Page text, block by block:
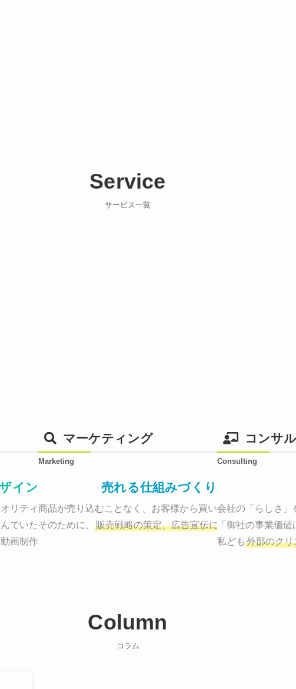
Service
サービス一覧
イン
リティーで作り納品する。
でいた、デザインのゴールでしょうか。
画制作まで
お客様のサービスを適した場所へ届けるために、適切
マーケティング
Marketing
売れる仕組みづくり
商品が売り込むことなく、お客様から買いたくなる状態を
そのために、
販売戦略の策定、広告宣伝に効果検証までの
コンサ
Consulting
会社の「らしさ」
「御社の事業価
私ども 外部のク
Column
コラム